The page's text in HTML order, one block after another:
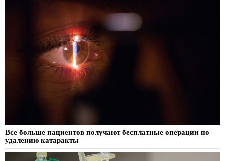
Все больше пациентов получают бесплатные операции по
удалению катаракты